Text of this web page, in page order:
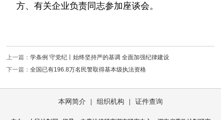
方、有关企业负责同志参加座谈会。
上一篇：学条例 守党纪丨始终坚持严的基调 全面加强纪律建设
下一篇：全国已有196.8万名民警取得基本级执法资格
本网简介 | 组织机构 | 证件查询